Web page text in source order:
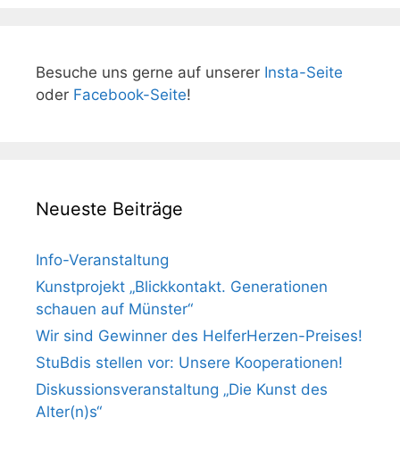
Besuche uns gerne auf unserer Insta-Seite
oder Facebook-Seite!
Neueste Beiträge
Info-Veranstaltung
Kunstprojekt „Blickkontakt. Generationen
schauen auf Münster“
Wir sind Gewinner des HelferHerzen-Preises!
StuBdis stellen vor: Unsere Kooperationen!
Diskussionsveranstaltung „Die Kunst des
Alter(n)s“